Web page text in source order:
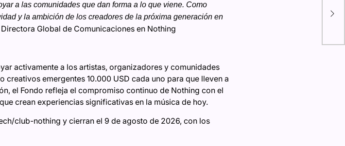
a las comunidades que dan forma a lo que viene. Como
y la ambición de los creadores de la próxima generación en
Global de Comunicaciones en Nothing
activamente a los artistas, organizadores y comunidades
emergentes 10.000 USD cada uno para que lleven a
el Fondo refleja el compromiso continuo de Nothing con el
crean experiencias significativas en la música de hoy.
club-nothing y cierran el 9 de agosto de 2026, con los